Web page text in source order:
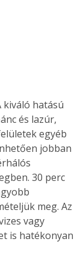
kiváló hatású
és lazúr,
egyéb
jobban
30 perc
meg. Az
vagy
is hatékonyan